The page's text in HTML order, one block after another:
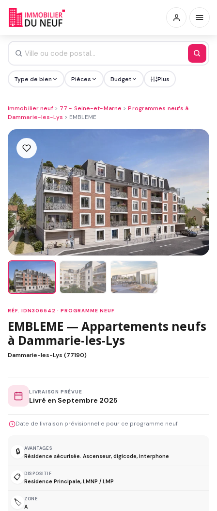
Type de bien Pièces Budget Plus
Immobilier neuf> 77 - Seine-et-Marne >Programmes neufs à
Dammarie-les-Lys > EMBLEME
RÉF. IDN306542 · PROGRAMME NEUF
EMBLEME — Appartements neufs
à Dammarie-les-Lys
Dammarie-les-Lys (77190)
LIVRAISON PRÉVUE
Livré en Septembre 2025
Date de livraison prévisionnelle pour ce programme neuf
🔒 AVANTAGES
Résidence sécurisée. Ascenseur, digicode, interphone
📋 DISPOSITIF
Residence Principale, LMNP / LMP
🏷️ ZONE
A